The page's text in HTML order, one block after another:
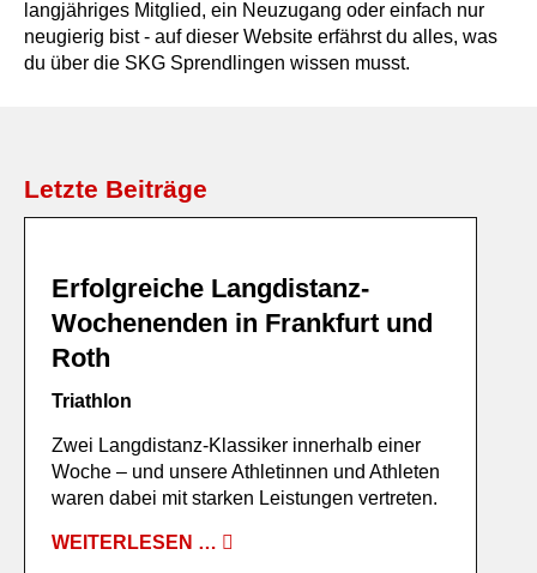
langjähriges Mitglied, ein Neuzugang oder einfach nur
neugierig bist - auf dieser Website erfährst du alles, was
du über die SKG Sprendlingen wissen musst.
Letzte Beiträge
Erfolgreiche Langdistanz-
Wochenenden in Frankfurt und
Roth
Triathlon
Zwei Langdistanz-Klassiker innerhalb einer
Woche – und unsere Athletinnen und Athleten
waren dabei mit starken Leistungen vertreten.
WEITERLESEN …